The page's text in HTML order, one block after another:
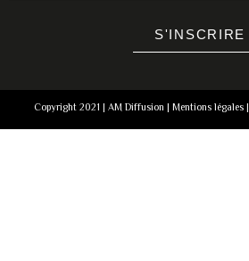
S'INSCRIRE
Copyright 2021 | AM Diffusion | Mentions légales|